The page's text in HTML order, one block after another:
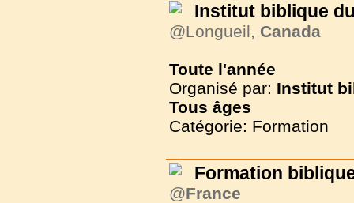
Institut biblique
@Longueil, Canada
Toute l'année
Organisé par: Institut
Tous âges
Catégorie: Formation
Formation
@France